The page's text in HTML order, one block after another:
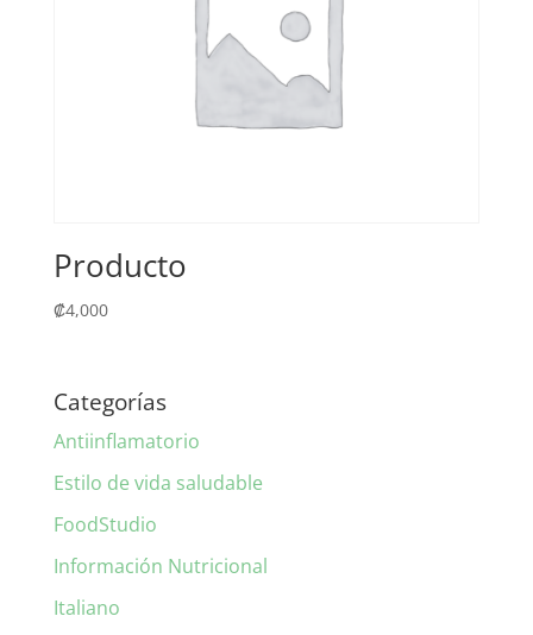
Producto
₡4,000
Categorías
Antiinflamatorio
Estilo de vida saludable
FoodStudio
Información Nutricional
Italiano